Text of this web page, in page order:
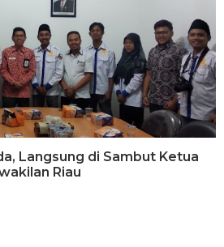
Langsung di Sambut Ketua
Riau